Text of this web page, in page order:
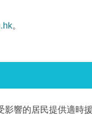
。
響的居民提供適時